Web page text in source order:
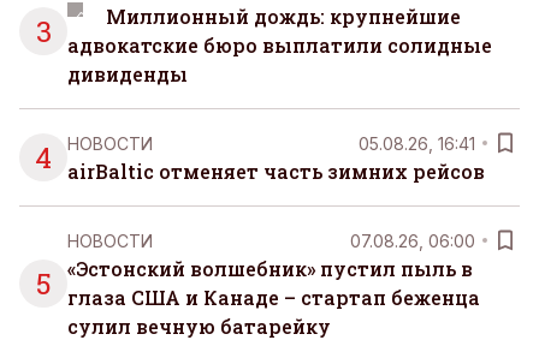
3
Миллионный дождь: крупнейшие
адвокатские бюро выплатили солидные
дивиденды
4 НОВОСТИ 05.08.26, 16:41
airBaltic отменяет часть зимних рейсов
5
НОВОСТИ 07.08.26, 06:00
«Эстонский волшебник» пустил пыль в
глаза США и Канаде – стартап беженца
сулил вечную батарейку